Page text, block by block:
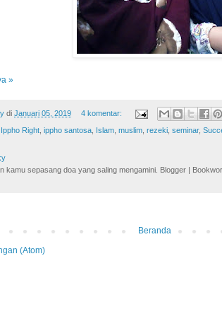
»
di Januari 05, 2019 4 komentar:
Ippho Right ippho santosa Islam muslim rezeki seminar,
kamu sepasang doa yang saling mengamini. Blogger |
Beranda
(Atom)